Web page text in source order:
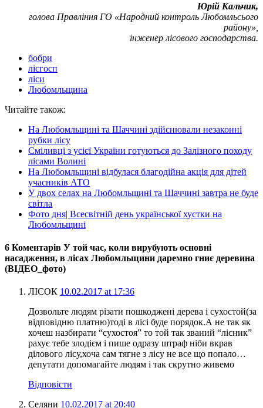
Юрій Кальчик,
голова Правління ГО «Народний контроль Любомльсього
району»,
інженер лісового господарства.
бобри
лісгосп
ліси
Любомльщина
Читайте також:
На Любомльщині та Шаччині здійснювали незаконні
рубки лісу
Сміливці з усієї України готуються до Залізного походу
лісами Волині
На Любомльщині відбулася благодійна акція для дітей
учасників АТО
У двох селах на Любомльщині та Шаччині завтра не буде
світла
Фото дня| Всесвітній день української хустки на
Любомльщині
6 Коментарів У той час, коли вирубують основні
насадження, в лісах Любомльщини даремно гниє деревина
(ВІДЕО_фото)
ЛІСОК 10.02.2017 at 17:36
Дозвольте людям різати пошкоджені дерева і сухостой(за
відповідню платню)тоді в лісі буде порядок.А не так як
хочеш назбирати “сухостоя” то той так званий “лісник”
рахує тебе злодієм і пише одразу штраф ніби вкрав
ділового лісу,хоча сам тягне з лісу не все що попало…
депутати допомагайте людям і так скрутно живемо
Відповісти
Селяни 10.02.2017 at 20:40